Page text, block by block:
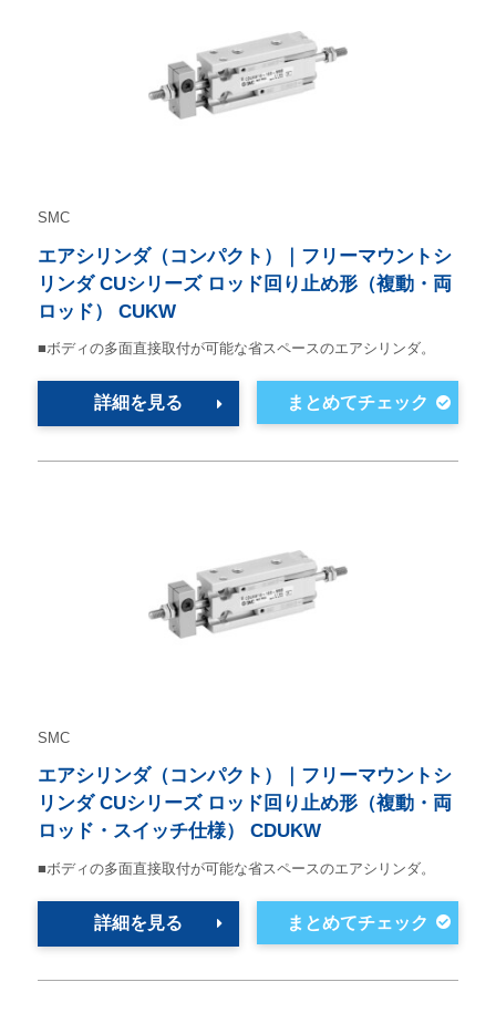
SMC
エアシリンダ（コンパクト）｜フリーマウントシ
リンダ CUシリーズ ロッド回り止め形（複動・両
ロッド） CUKW
■ボディの多面直接取付が可能な省スペースのエアシリンダ。
詳細を見る
SMC
エアシリンダ（コンパクト）｜フリーマウントシ
リンダ CUシリーズ ロッド回り止め形（複動・両
ロッド・スイッチ仕様） CDUKW
■ボディの多面直接取付が可能な省スペースのエアシリンダ。
詳細を見る